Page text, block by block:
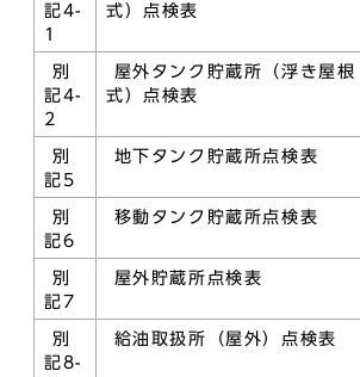
記4-
1
式）点検表
別
記4-
2
屋外タンク貯蔵所（浮き屋根
式）点検表
別
記5
地下タンク貯蔵所点検表
別
記6
移動タンク貯蔵所点検表
別
記7
屋外貯蔵所点検表
別
記8-
給油取扱所（屋外）点検表